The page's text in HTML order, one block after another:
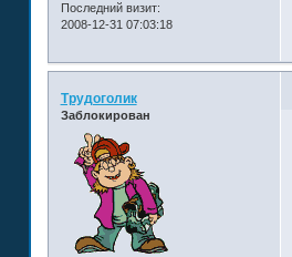
Последний визит:
2008-12-31 07:03:18
Трудоголик
Заблокирован